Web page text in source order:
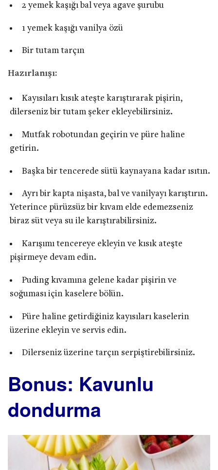
2 yemek kaşığı bal veya agave şurubu
1 yemek kaşığı vanilya özü
Bir tutam tarçın
Hazırlanışı:
Kayısıları kısık ateşte karıştırarak pişirin,
dilerseniz bir tutam şeker ekleyebilirsiniz.
Mutfak robotundan geçirin ve püre haline
getirin.
Başka bir tencerede sütü kaynayana kadar ısıtın.
Ayrı bir kapta nişasta, bal ve vanilyayı karıştırın.
Yeterince pürüzsüz bir kıvam elde edemezseniz
biraz süt veya su ile karıştırabilirsiniz.
Karışımı tencereye ekleyin ve kısık ateşte
pişirmeye devam edin.
Puding kıvamına gelene kadar pişirin ve
soğuması için kaselere bölün.
Püre haline getirdiğiniz kayısıları kaselerin
üzerine ekleyin ve servis edin.
Dilerseniz üzerine tarçın serpiştirebilirsiniz.
Bonus: Kavunlu
dondurma